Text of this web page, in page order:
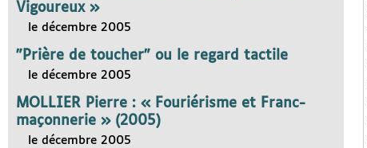
Vigoureux »
le décembre 2005
"Prière de toucher" ou le regard tactile
le décembre 2005
MOLLIER Pierre : « Fouriérisme et Franc-
maçonnerie » (2005)
le décembre 2005